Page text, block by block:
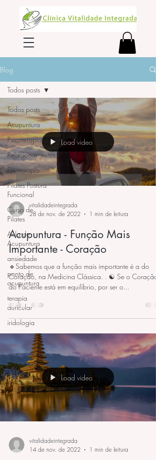
Blog
Todos posts
Acupuntura
Psicoterapia
Relacionamentos
Fisioterapia
Pilates Postura
Funcional
Curso de
Pilates
Aula de
Acupuntura
ansiedade
ponto de
acupuntura
terapia
auricular
iridologia
Todos posts
Load video
vitalidadeintegrada
28 de nov. de 2022
1 min de leitura
Acupuntura - Função Mais
Importante - Coração
🔹Sabemos que a função mais importante é a do
Coração, na Medicina Clássica. . ☯️ Se o Coração
do Paciente está em equilíbrio, por ser o...
Load video
vitalidadeintegrada
14 de nov. de 2022
1 min de leitura